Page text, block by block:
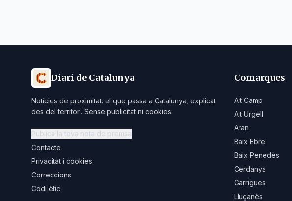
Diari de Catalunya
Notícies de proximitat: el que passa a Catalunya, explicat
des del territori. Sense publicitat ni cookies.
Publica la teva nota de premsa
Contacte
Privacitat i cookies
Correccions
Codi ètic
Comarques
Alt Camp
Alt Urgell
Aran
Baix Ebre
Baix Penedès
Cerdanya
Garrigues
Lluçanès